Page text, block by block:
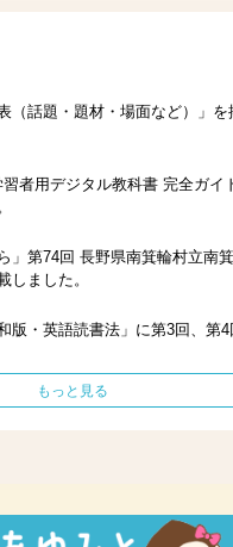
（話題・題材・場面など）」を
習者用デジタル教科書 完全ガ
」第74回 長野県南箕輪村立南
しました。
版・英語読書法」に第3回、第4